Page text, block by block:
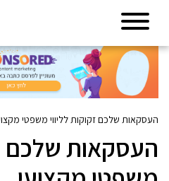
העסקאות שלכם זקוקות לליווי משפטי
העסקאות שלכם